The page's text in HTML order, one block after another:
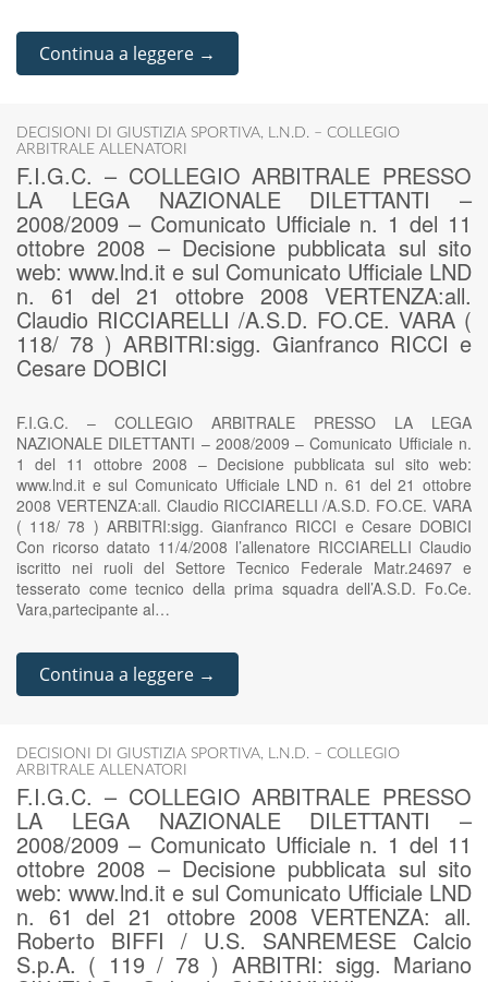
Continua a leggere →
DECISIONI DI GIUSTIZIA SPORTIVA, L.N.D. – COLLEGIO
ARBITRALE ALLENATORI
F.I.G.C. – COLLEGIO ARBITRALE PRESSO
LA LEGA NAZIONALE DILETTANTI –
2008/2009 – Comunicato Ufficiale n. 1 del 11
ottobre 2008 – Decisione pubblicata sul sito
web: www.lnd.it e sul Comunicato Ufficiale LND
n. 61 del 21 ottobre 2008 VERTENZA:all.
Claudio RICCIARELLI /A.S.D. FO.CE. VARA (
118/ 78 ) ARBITRI:sigg. Gianfranco RICCI e
Cesare DOBICI
F.I.G.C. – COLLEGIO ARBITRALE PRESSO LA LEGA
NAZIONALE DILETTANTI – 2008/2009 – Comunicato Ufficiale n.
1 del 11 ottobre 2008 – Decisione pubblicata sul sito web:
www.lnd.it e sul Comunicato Ufficiale LND n. 61 del 21 ottobre
2008 VERTENZA:all. Claudio RICCIARELLI /A.S.D. FO.CE. VARA
( 118/ 78 ) ARBITRI:sigg. Gianfranco RICCI e Cesare DOBICI
Con ricorso datato 11/4/2008 l’allenatore RICCIARELLI Claudio
iscritto nei ruoli del Settore Tecnico Federale Matr.24697 e
tesserato come tecnico della prima squadra dell’A.S.D. Fo.Ce.
Vara,partecipante al…
Continua a leggere →
DECISIONI DI GIUSTIZIA SPORTIVA, L.N.D. – COLLEGIO
ARBITRALE ALLENATORI
F.I.G.C. – COLLEGIO ARBITRALE PRESSO
LA LEGA NAZIONALE DILETTANTI –
2008/2009 – Comunicato Ufficiale n. 1 del 11
ottobre 2008 – Decisione pubblicata sul sito
web: www.lnd.it e sul Comunicato Ufficiale LND
n. 61 del 21 ottobre 2008 VERTENZA: all.
Roberto BIFFI / U.S. SANREMESE Calcio
S.p.A. ( 119 / 78 ) ARBITRI: sigg. Mariano